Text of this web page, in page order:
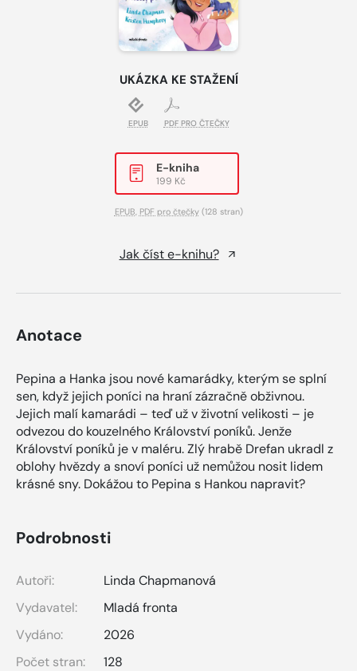
UKÁZKA KE STAŽENÍ
EPUB PDF PRO ČTEČKY
E-kniha
199 Kč
EPUB PDF pro čtečky(128 stran)
Jak číst e-knihu?
Anotace
Pepina a Hanka jsou nové kamarádky, kterým se splní
sen, když jejich poníci na hraní zázračně obživnou.
Jejich malí kamarádi – teď už v životní velikosti – je
odvezou do kouzelného Království poníků. Jenže
Království poníků je v maléru. Zlý hrabě Drefan ukradl z
oblohy hvězdy a snoví poníci už nemůžou nosit lidem
krásné sny. Dokážou to Pepina s Hankou napravit?
Podrobnosti
Autoři:
Linda Chapmanová
Vydavatel:
Mladá fronta
Vydáno:
2026
Počet stran:
128